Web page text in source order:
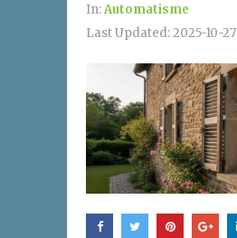
In:Automatisme
Last Updated:2025-10-27